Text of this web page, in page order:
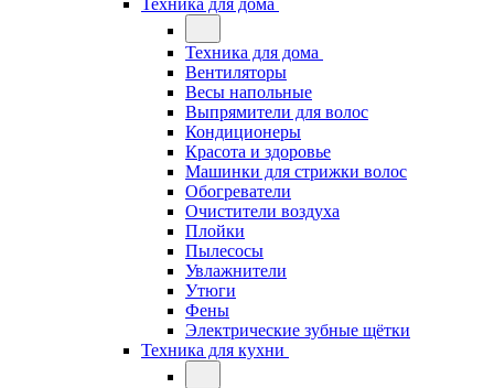
Техника для дома
Техника для дома
Вентиляторы
Весы напольные
Выпрямители для волос
Кондиционеры
Красота и здоровье
Машинки для стрижки волос
Обогреватели
Очистители воздуха
Плойки
Пылесосы
Увлажнители
Утюги
Фены
Электрические зубные щётки
Техника для кухни